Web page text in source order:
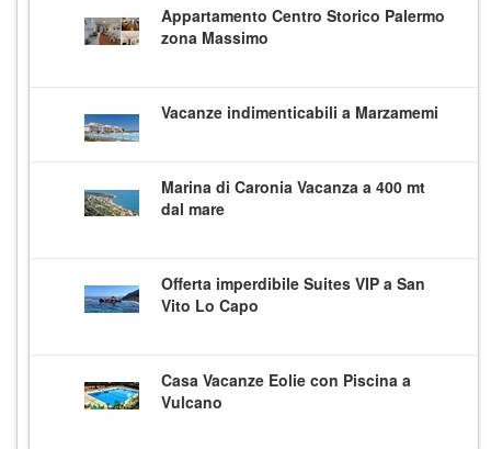
Appartamento Centro Storico Palermo
zona Massimo
Vacanze indimenticabili a Marzamemi
Marina di Caronia Vacanza a 400 mt
dal mare
Offerta imperdibile Suites VIP a San
Vito Lo Capo
Casa Vacanze Eolie con Piscina a
Vulcano